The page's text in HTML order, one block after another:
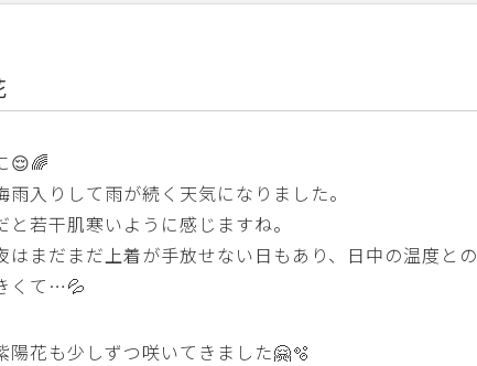
😌🌈
雨入りして雨が続く天気になりました。
と若干肌寒いように感じますね。
はまだまだ上着が手放せない日もあり、日中の温度との
くて…💦
陽花も少しずつ咲いてきました🤗🫧